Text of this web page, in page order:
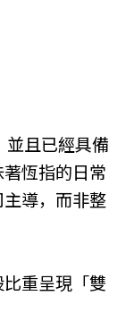
並且已經具備
著恆指的日常
導，而非整
重呈現「雙